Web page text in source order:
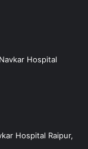
Hospital
Hospital Raipur,